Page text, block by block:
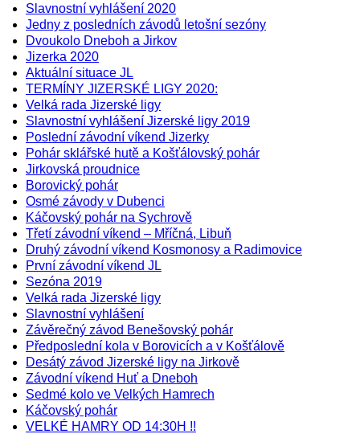
Slavnostní vyhlášení 2020
Jedny z posledních závodů letošní sezóny
Dvoukolo Dneboh a Jirkov
Jizerka 2020
Aktuální situace JL
TERMÍNY JIZERSKÉ LIGY 2020:
Velká rada Jizerské ligy
Slavnostní vyhlášení Jizerské ligy 2019
Poslední závodní víkend Jizerky
Pohár sklářské hutě a Košťálovský pohár
Jirkovská proudnice
Borovický pohár
Osmé závody v Dubenci
Káčovský pohár na Sychrově
Třetí závodní víkend – Mříčná, Libuň
Druhý závodní víkend Kosmonosy a Radimovice
První závodní víkend JL
Sezóna 2019
Velká rada Jizerské ligy
Slavnostní vyhlášení
Závěrečný závod Benešovský pohár
Předposlední kola v Borovicích a v Košťálově
Desátý závod Jizerské ligy na Jirkově
Závodní víkend Huť a Dneboh
Sedmé kolo ve Velkých Hamrech
Káčovský pohár
VELKÉ HAMRY OD 14:30H !!